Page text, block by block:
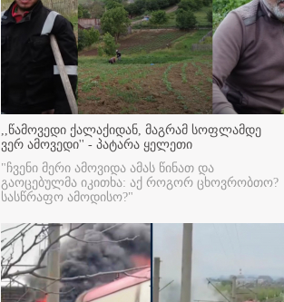
,,წამოვედი ქალაქიდან, მაგრამ სოფლამდე
ვერ ამოვედი'' - პატარა ყელეთი
"ჩვენი მერი ამოვიდა ამას წინათ და
გაოცებულმა იკითხა: აქ როგორ ცხოვრობთო?
სასწრაფო ამოდისო?"